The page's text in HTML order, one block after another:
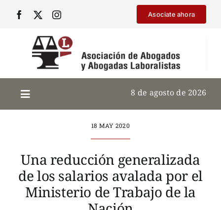
Asociate ahora
8 de agosto de 2026
18 MAY 2020
Una reducción generalizada
de los salarios avalada por el
Ministerio de Trabajo de la